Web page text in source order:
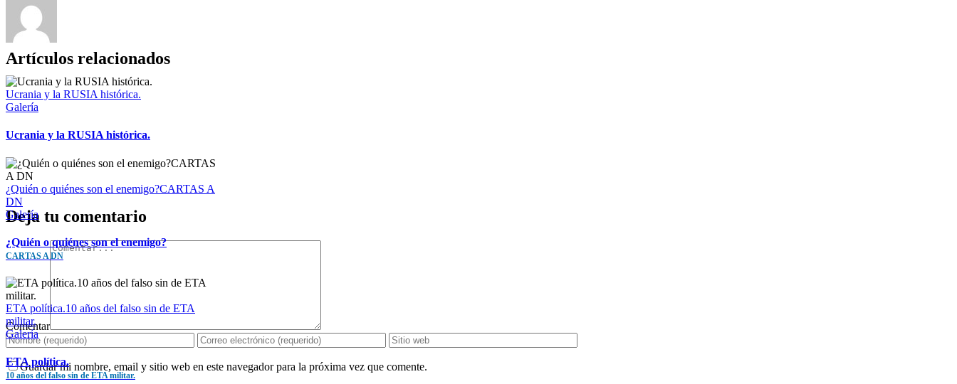
Artículos relacionados
Ucrania y la RUSIA histórica.
Galería
Ucrania y la RUSIA histórica.
¿Quién o quiénes son el enemigo?CARTAS A
DN
Galería
¿Quién o quiénes son el enemigo?
CARTAS A DN
ETA política.10 años del falso sin de ETA
militar.
Galería
ETA política.
10 años del falso sin de ETA militar.
Deja tu comentario
Comentar
Guardar mi nombre, email y sitio web en este navegador para la próxima vez que comente.